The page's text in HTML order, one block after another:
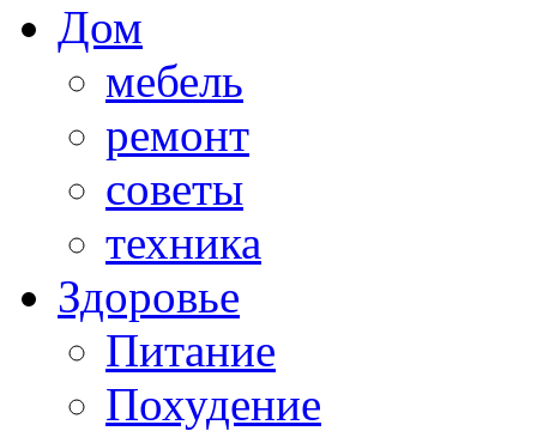
Дом
мебель
ремонт
советы
техника
Здоровье
Питание
Похудение